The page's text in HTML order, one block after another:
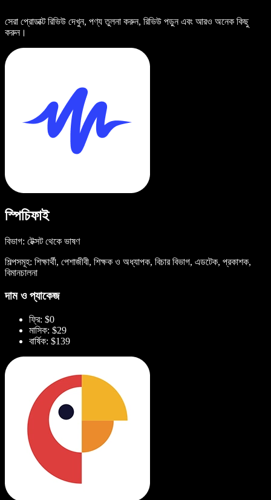
সেরা প্রোডাক্ট রিভিউ দেখুন, পণ্য তুলনা করুন, রিভিউ পড়ুন এবং আরও অনেক কিছু
করুন।
স্পিচিফাই
বিভাগ: টেক্সট থেকে ভাষণ
শিল্পসমূহ: শিক্ষার্থী, পেশাজীবী, শিক্ষক ও অধ্যাপক, বিচার বিভাগ, এডটেক, প্রকাশক,
বিমানচালনা
দাম ও প্যাকেজ
ফ্রি: $0
মাসিক: $29
বার্ষিক: $139